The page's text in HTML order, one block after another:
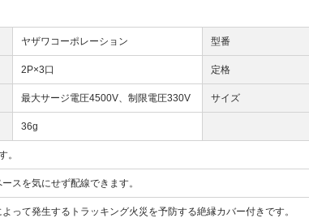
ヤザワコーポレーション 型番
2P×3口 定格
最大サージ電圧4500V、制限電圧330V サイズ
36g
。
スを気にせず配線できます。
って発生するトラッキング火災を予防する絶縁カバー付きです。